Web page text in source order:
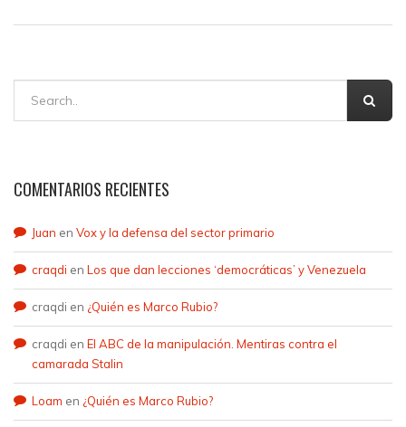
COMENTARIOS RECIENTES
Juan en Vox y la defensa del sector primario
craqdi en Los que dan lecciones ‘democráticas’ y Venezuela
craqdi en ¿Quién es Marco Rubio?
craqdi en El ABC de la manipulación. Mentiras contra el
camarada Stalin
Loam en ¿Quién es Marco Rubio?